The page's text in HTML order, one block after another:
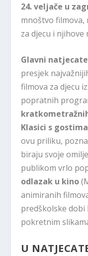
24. veljače u
mnoštvo filmova,
za djecu i njihove
Glavni
presjek
filmova za djecu
popratnih
Klasici s gostima
ovu priliku,
biraju svoje
publikom vrlo
odlazak u kino
animiranih
predškolske dobi
pokretnim
U